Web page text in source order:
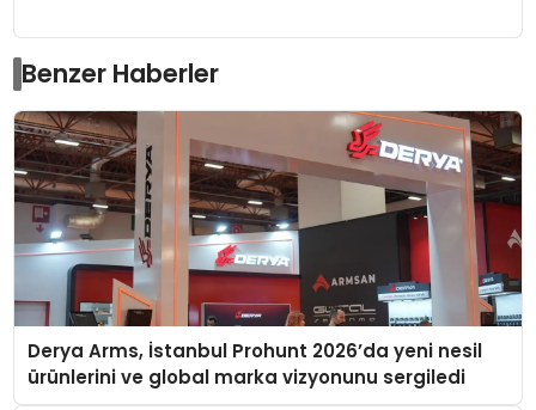
Benzer Haberler
Derya Arms, İstanbul Prohunt 2026’da yeni nesil
ürünlerini ve global marka vizyonunu sergiledi